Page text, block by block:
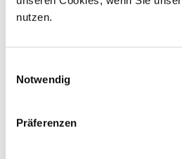
nutzen.
Notwendig
Präferenzen
18 19 20 21